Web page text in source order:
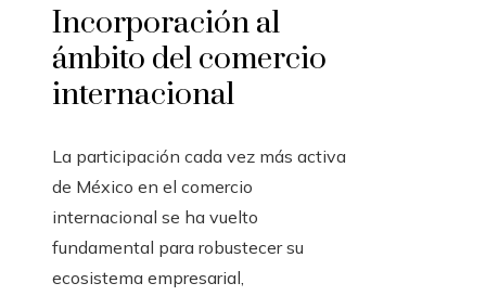
Incorporación al
ámbito del comercio
internacional
La participación cada vez más activa
de México en el comercio
internacional se ha vuelto
fundamental para robustecer su
ecosistema empresarial,